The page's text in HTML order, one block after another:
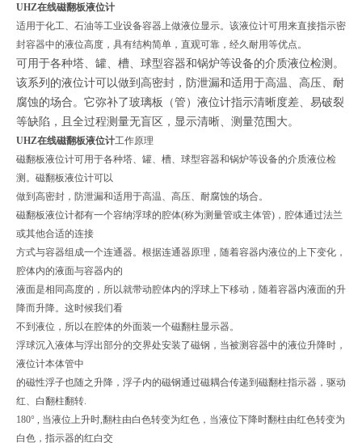
UHZ在线磁翻板液位计
适用于化工、石油等工业设备容器上做液位显示。该液位计可用来直接指示密
封容器中的液位高度，具有结构简单，直观可靠，经久耐用等优点。
可用于各种塔、罐、槽、球型容器和锅炉等设备的介质液位检测。
该系列的液位计可以做到高密封，防泄漏和适用于高温、高压、耐
腐蚀的场合。它弥补了玻璃板（管）液位计指示清晰度差、易破裂
等缺陷，且全过程测量无盲区，显示清晰、测量范围大。
UHZ在线磁翻板液位计工作原理
磁翻板液位计可用于各种塔、罐、槽、球型容器和锅炉等设备的介质液位检
测。磁翻板液位计可以
做到高密封，防泄漏和适用于高温、高压、耐腐蚀的场合。
磁翻板液位计都有一个容纳浮球的腔体(称为测量管或主体管)，腔体通过法兰
或其他合适的连接
方式与容器组成一个连通器。根据连通器原理，随着容器内液位的上下变化，
腔体内的液面与容器内的
液面是相同高度的，所以就带动腔体内的浮球上下移动，随着容器内液面的升
降而升降。这时候我们看
不到液位，所以在腔体的外面装一个磁翻柱显示器。
浮球沉入液体与浮出部分的交界处安装了磁钢，当被测容器中的液位升降时，
液位计本体管中
的磁性浮子也随之升降，浮子内的磁钢通过磁耦合传递到磁翻柱指示器，驱动
红、白翻柱翻转.
180° , 当液位上升时,翻柱由白色转变为红色，当液位下降时翻柱由红色转变为
白色，指示器的红白交